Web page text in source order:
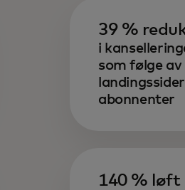
39 %
i
som følge
abonnenter
140 % løft